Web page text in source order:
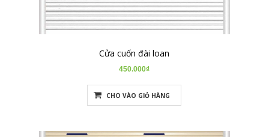
Cửa cuốn đài loan
450.000₫
CHO VÀO GIỎ HÀNG